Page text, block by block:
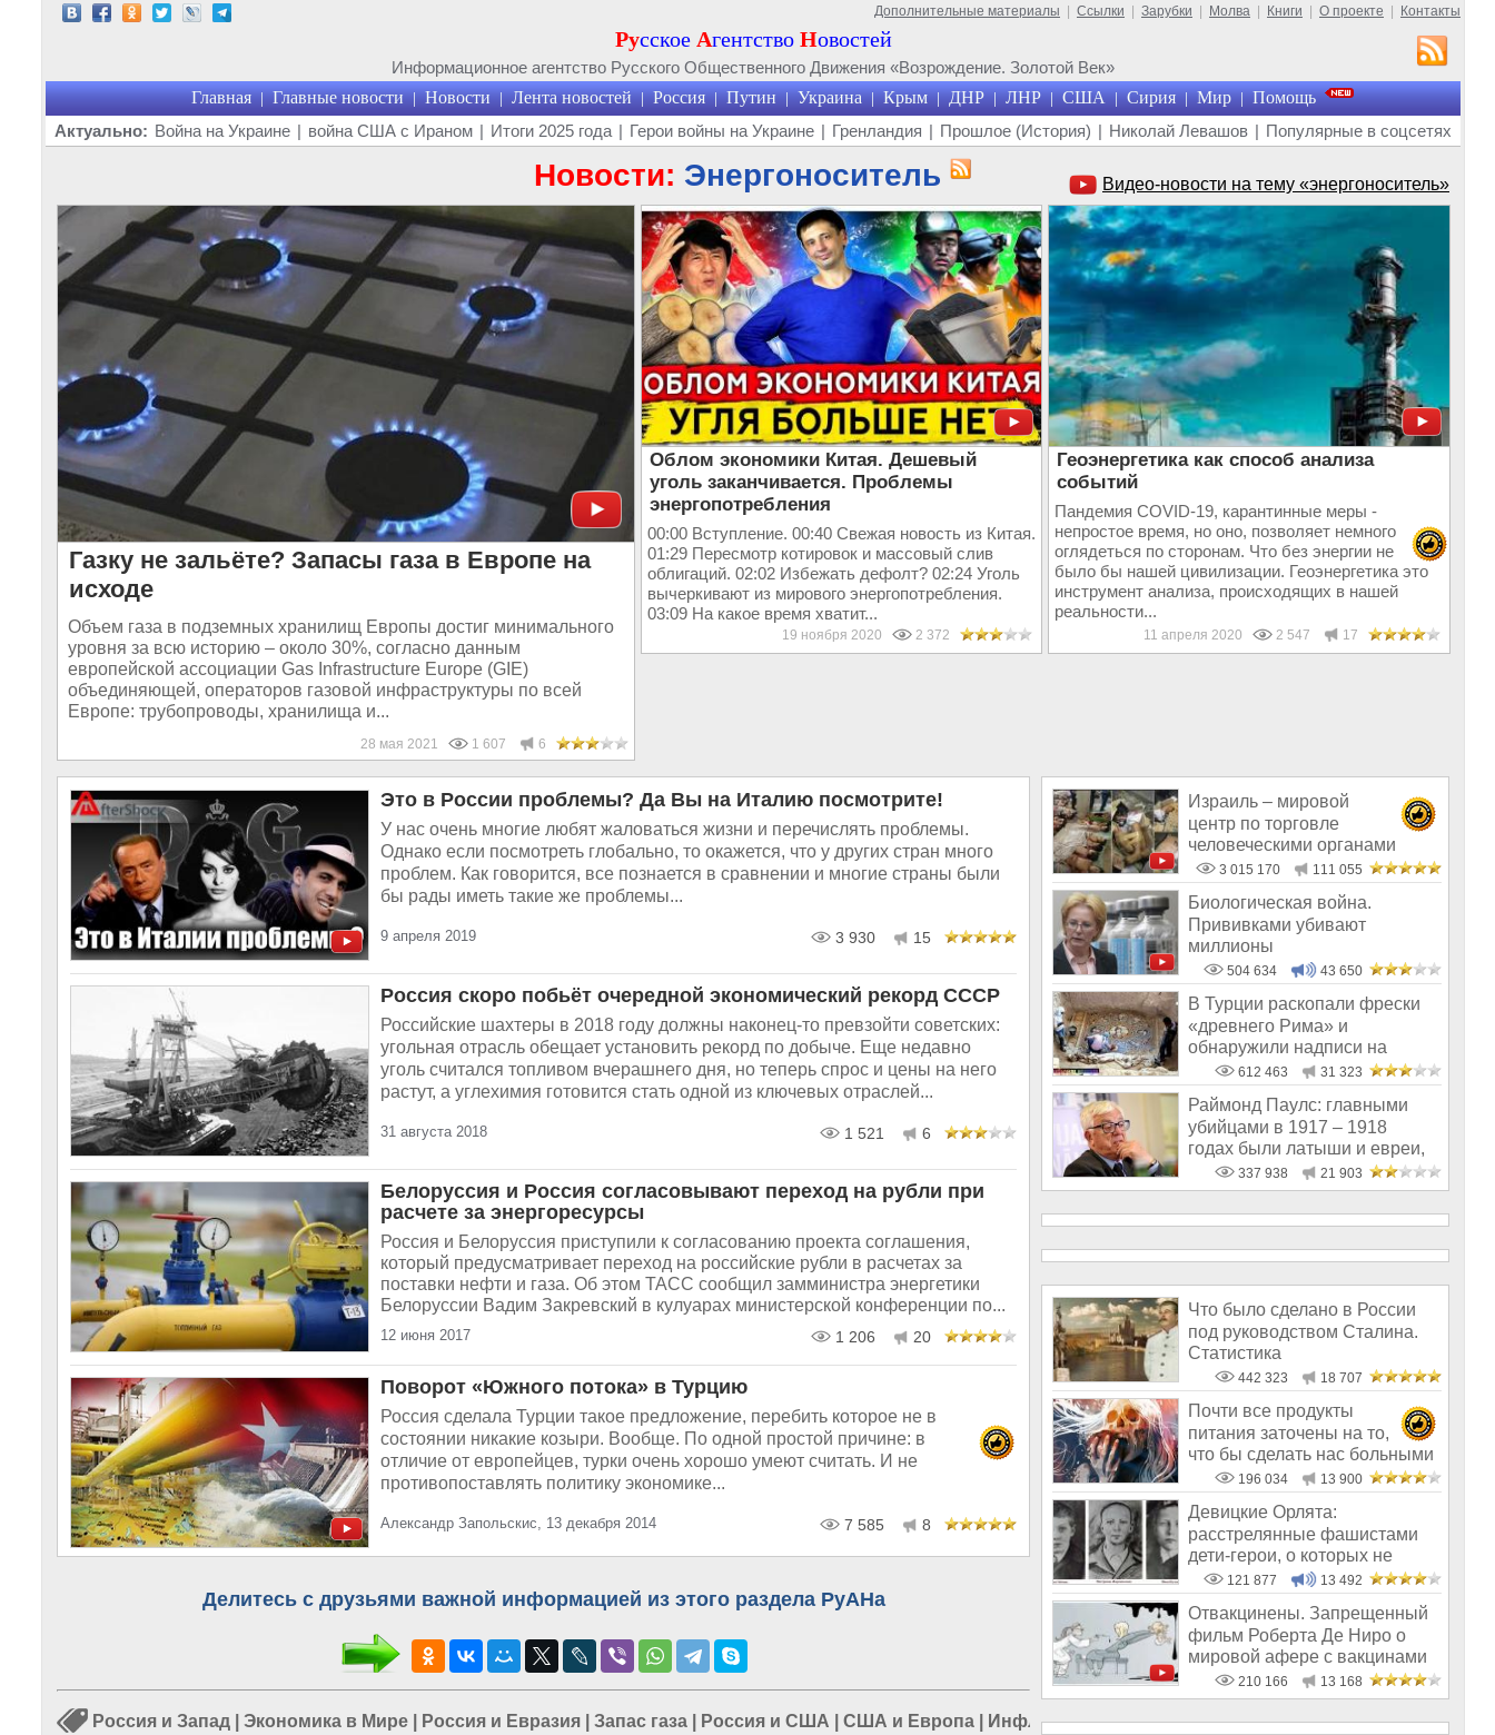
Дополнительные материалы Ссылки Зарубки Молва Книги О проекте Контакты
Русское Агентство Новостей
Информационное агентство Русского Общественного Движения «Возрождение. Золотой Век»
Главная | Главные новости | Новости | Лента новостей | Россия | Путин | Украина | Крым | ДНР | ЛНР | США | Сирия | Мир | Помощь
Актуально: Война на Украине | война США с Ираном | Итоги 2025 года | Герои войны на Украине | Гренландия | Прошлое (История) | Николай Левашов | Популярные в соцсетях
Новости: Энергоноситель Видео-новости на тему «энергоноситель»
Газку не зальёте? Запасы газа в Европе на
исходе
Объем газа в подземных хранилищ Европы достиг минимального
уровня за всю историю – около 30%, согласно данным
европейской ассоциации Gas Infrastructure Europe (GIE)
объединяющей, операторов газовой инфраструктуры по всей
Европе: трубопроводы, хранилища и...
28 мая 2021 1 607 6
Облом экономики Китая. Дешевый
уголь заканчивается. Проблемы
энергопотребления
00:00 Вступление. 00:40 Свежая новость из Китая.
01:29 Пересмотр котировок и массовый слив
облигаций. 02:02 Избежать дефолт? 02:24 Уголь
вычеркивают из мирового энергопотребления.
03:09 На какое время хватит...
19 ноября 2020 2 372
Геоэнергетика как способ анализа
событий
Пандемия COVID-19, карантинные меры -
непростое время, но оно, позволяет немного
оглядеться по сторонам. Что без энергии не
было бы нашей цивилизации. Геоэнергетика это
инструмент анализа, происходящих в нашей
реальности...
11 апреля 2020 2 547 17
Это в России проблемы? Да Вы на Италию посмотрите!
У нас очень многие любят жа­ло­вать­ся жизни и пе­ре­чис­лять про­бле­мы.
Однако если по­смот­реть гло­баль­но, то ока­жет­ся, что у других стран много
про­блем. Как го­во­рит­ся, все по­зна­ет­ся в срав­не­нии и многие страны были
бы рады иметь такие же про­бле­мы...
9 апреля 2019 3 930 15
Россия скоро побьёт очередной экономический рекорд СССР
Российские шахтеры в 2018 году должны наконец-то превзойти советских:
угольная отрасль обещает установить рекорд по добыче. Еще недавно
уголь считался топливом вчерашнего дня, но теперь спрос и цены на него
растут, а углехимия готовится стать одной из ключевых отраслей...
31 августа 2018 1 521 6
Белоруссия и Россия согласовывают переход на рубли при
расчете за энергоресурсы
Россия и Белоруссия приступили к согласованию проекта соглашения,
который предусматривает переход на российские рубли в расчетах за
поставки нефти и газа. Об этом ТАСС сообщил замминистра энергетики
Белоруссии Вадим Закревский в кулуарах министерской конференции по...
12 июня 2017 1 206 20
Поворот «Южного потока» в Турцию
Россия сделала Турции такое предложение, перебить которое не в
состоянии никакие козыри. Вообще. По одной простой причине: в
отличие от европейцев, турки очень хорошо умеют считать. И не
противопоставлять политику экономике...
Александр Запольскис, 13 декабря 2014 7 585 8
Делитесь с друзьями важной информацией из этого раздела РуАНа
Россия и Запад Экономика в Мире Россия и Евразия Запас газа Россия и США США и Европа Инфляция в Италии
Израиль – мировой
центр по торговле
человеческими органами
3 015 170 111 055
Биологическая война.
Прививками убивают
миллионы
504 634 43 650
В Турции раскопали фрески
«древнего Рима» и
обнаружили надписи на
Русском!612 463 31 323
Раймонд Паулс: главными
убийцами в 1917 – 1918
годах были латыши и евреи,
а не русс337 938 21 903
Что было сделано в России
под руководством Сталина.
Статистика
442 323 18 707
Почти все продукты
питания заточены на то,
что бы сделать нас больными
и бесплодным
196 034 13 900
Девицкие Орлята:
расстрелянные фашистами
дети-герои, о которых не
рассказывают в шк
121 877 13 492
Отвакцинены. Запрещенный
фильм Роберта Де Ниро о
мировой афере с вакцинами
210 166 13 168